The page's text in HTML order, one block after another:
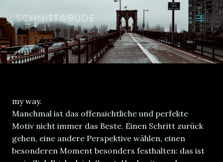
Inhalt
springen
my way.
Manchmal ist das offensichtliche und perfekte
Motiv nicht immer das Beste. Einen Schritt zurück
gehen, eine andere Perspektive wählen, einen
besonderen Moment besonders festhalten: das ist